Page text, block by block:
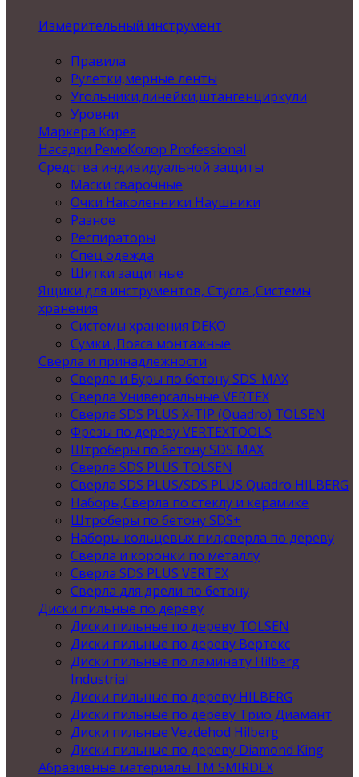
Измерительный инструмент
Правила
Рулетки,мерные ленты
Угольники,линейки,штангенциркули
Уровни
Маркера Корея
Насадки РемоКолор Professional
Средства индивидуальной защиты
Маски сварочные
Очки Наколенники Наушники
Разное
Респираторы
Спец одежда
Щитки защитные
Ящики для инструментов, Стусла ,Системы
хранения
Системы хранения DEKO
Сумки ,Пояса монтажные
Сверла и принадлежности
Сверла и Буры по бетону SDS-MAX
Сверла Универсальные VERTEX
Сверла SDS PLUS X-TIP (Quadro) TOLSEN
Фрезы по дереву VERTEXTOOLS
Штроберы по бетону SDS MAX
Сверла SDS PLUS TOLSEN
Сверла SDS PLUS/SDS PLUS Quadro HILBERG
Наборы,Сверла по стеклу и керамике
Штроберы по бетону SDS+
Наборы кольцевых пил,сверла по дереву
Сверла и коронки по металлу
Сверла SDS PLUS VERTEX
Сверла для дрели по бетону
Диски пильные по дереву
Диски пильные по дереву TOLSEN
Диски пильные по дереву Вертекс
Диски пильные по ламинату Hilberg
Industrial
Диски пильные по дереву HILBERG
Диски пильные по дереву Трио Диамант
Диски пильные Vezdehod Hilberg
Диски пильные по дереву Diamond King
Абразивные материалы ТМ SMIRDEX